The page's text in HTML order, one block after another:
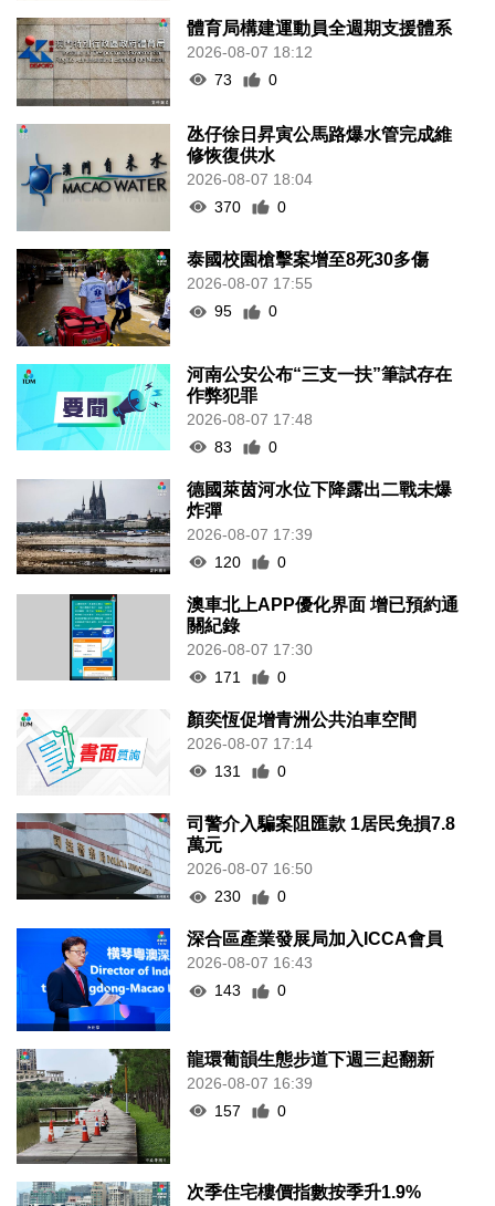
體育局構建運動員全週期支援體系
2026-08-07 18:12
73
0
氹仔徐日昇寅公馬路爆水管完成維
修恢復供水
2026-08-07 18:04
370
0
泰國校園槍擊案增至8死30多傷
2026-08-07 17:55
95
0
河南公安公布“三支一扶”筆試存在
作弊犯罪
2026-08-07 17:48
83
0
德國萊茵河水位下降露出二戰未爆
炸彈
2026-08-07 17:39
120
0
澳車北上APP優化界面 增已預約通
關紀錄
2026-08-07 17:30
171
0
顏奕恆促增青洲公共泊車空間
2026-08-07 17:14
131
0
司警介入騙案阻匯款 1居民免損7.8
萬元
2026-08-07 16:50
230
0
深合區產業發展局加入ICCA會員
2026-08-07 16:43
143
0
龍環葡韻生態步道下週三起翻新
2026-08-07 16:39
157
0
次季住宅樓價指數按季升1.9%